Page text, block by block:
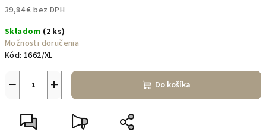
39,84 € bez DPH
cena:
Skladom (2 ks)
Možnosti doručenia
Kód: 1662/XL
+
− Do košíka